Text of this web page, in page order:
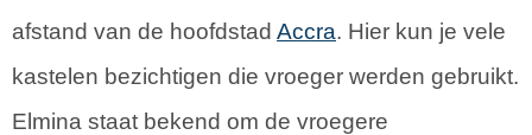
afstand van de hoofdstad Accra. Hier kun je vele
kastelen bezichtigen die vroeger werden gebruikt.
Elmina staat bekend om de vroegere